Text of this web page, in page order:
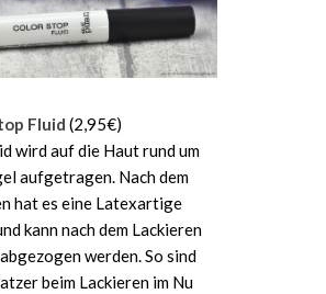
Fluid (2,95€)
wird auf die Haut rund um
aufgetragen. Nach dem
hat es eine Latexartige
kann nach dem Lackieren
werden. So sind
beim Lackieren im Nu